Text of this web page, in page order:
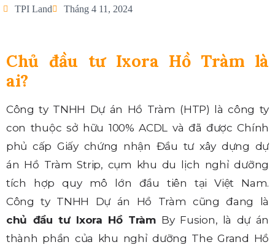
TPI Land Tháng 4 11, 2024
Chủ đầu tư Ixora Hồ Tràm là
ai?
Công ty TNHH Dự án Hồ Tràm (HTP) là công ty
con thuộc sở hữu 100% ACDL và đã được Chính
phủ cấp Giấy chứng nhận Đầu tư xây dựng dự
án Hồ Tràm Strip, cụm khu du lịch nghỉ dưỡng
tích hợp quy mô lớn đầu tiên tại Việt Nam.
Công ty TNHH Dự án Hồ Tràm cũng đang là
chủ đầu tư Ixora Hồ Tràm By Fusion, là dự án
thành phần của khu nghỉ dưỡng The Grand Hồ